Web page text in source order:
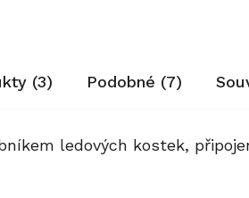
(3) Podobné (7)
ledových kostek,